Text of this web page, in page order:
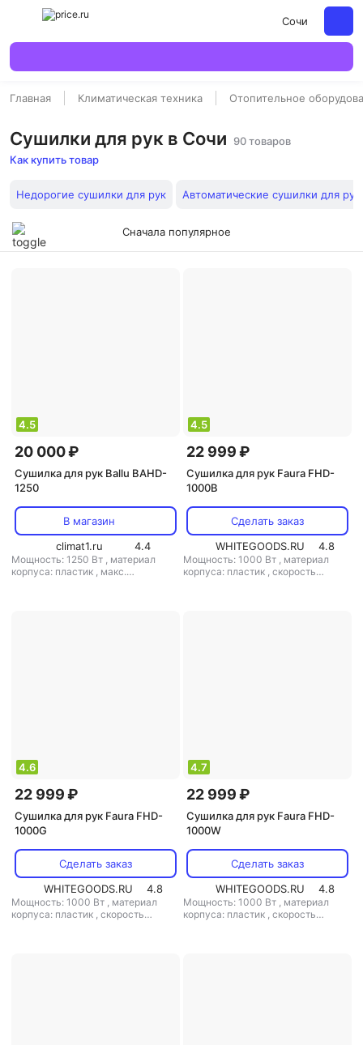
Сочи
Главная Климатическая техника Отопительное
Сушилки для рук в Сочи
90 товаров
Как купить товар
Недорогие сушилки для рук Автоматические сушилки для рук
Сначала популярное
4.5
20 000 ₽
Сушилка для рук Ballu BAHD-
1250
В магазин
climat1.ru
4.4
Мощность: 1250 Вт , материал
корпуса: пластик , макс.
4.5
22 999 ₽
Сушилка для рук Faura FHD-
1000B
Сделать заказ
WHITEGOODS.RU
4.8
Мощность: 1000 Вт , материал
корпуса: пластик , скорость
4.6
22 999 ₽
Сушилка для рук Faura FHD-
1000G
Сделать заказ
WHITEGOODS.RU
4.8
Мощность: 1000 Вт , материал
корпуса: пластик , скорость
4.7
22 999 ₽
Сушилка для рук Faura FHD-
1000W
Сделать заказ
WHITEGOODS.RU
4.8
Мощность: 1000 Вт , материал
корпуса: пластик , скорость